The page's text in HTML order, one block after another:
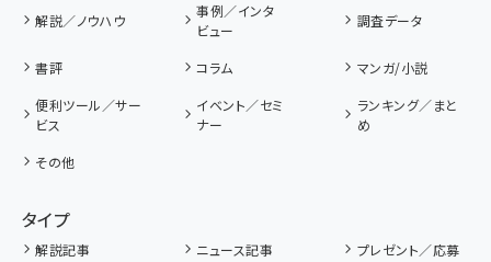
解説／ノウハウ
事例／インタ
ビュー
調査データ
書評 コラム
マンガ/小説
便利ツール／サー
ビス
イベント／セミ
ナー
ランキング／まと
め
その他
タイプ
解説記事 ニュース記事
プレゼント／応募